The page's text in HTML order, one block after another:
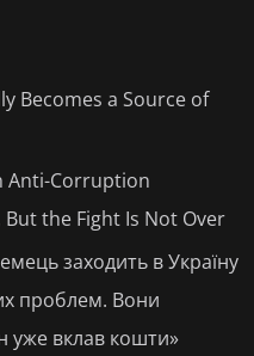
Becomes a Source of
Anti-Corruption
the Fight Is Not Over
заходить в Україну
проблем. Вони
уже вклав кошти»